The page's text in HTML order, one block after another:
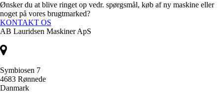
Ønsker du at blive ringet op vedr. spørgsmål, køb af ny maskine eller
noget på vores brugtmarked?
KONTAKT OS
AB Lauridsen Maskiner ApS
Symbiosen 7
4683 Rønnede
Danmark